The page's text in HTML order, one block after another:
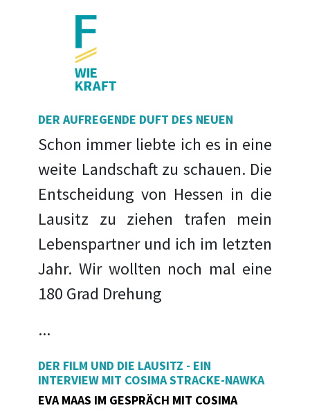
DER AUFREGENDE DUFT DES NEUEN
Schon immer liebte ich es in eine
weite Landschaft zu schauen. Die
Entscheidung von Hessen in die
Lausitz zu ziehen trafen mein
Lebenspartner und ich im letzten
Jahr. Wir wollten noch mal eine
180 Grad Drehung
...
DER FILM UND DIE LAUSITZ - EIN
INTERVIEW MIT COSIMA STRACKE-NAWKA
EVA MAAS IM GESPRÄCH MIT COSIMA